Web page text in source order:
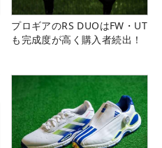
プロギアのRS DUOはFW・UT
も完成度が高く購入者続出！